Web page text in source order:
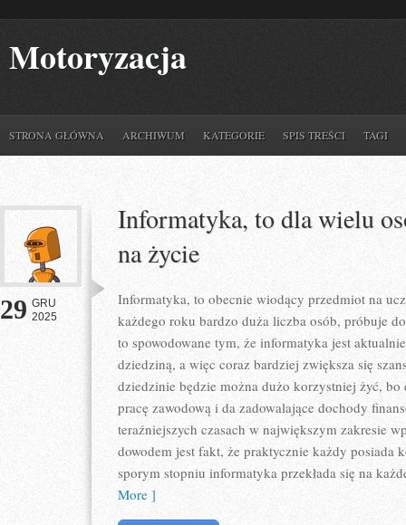
Motoryzacja
STRONA GŁÓWNA ARCHIWUM KATEGORIE SPIS TREŚCI TAGI
29 GRU
2025
Informatyka, to dla wielu
na życie
Informatyka, to obecnie wiodący przedmiot na
każdego roku bardzo duża liczba osób, próbuje
to spowodowane tym, że informatyka jest
dziedziną, a więc coraz bardziej zwiększa się
dziedzinie będzie można dużo korzystniej żyć,
pracę zawodową i da zadowalające dochody
teraźniejszych czasach w największym zakresie
dowodem jest fakt, że praktycznie każdy posiada
sporym stopniu informatyka przekłada się na
More ]